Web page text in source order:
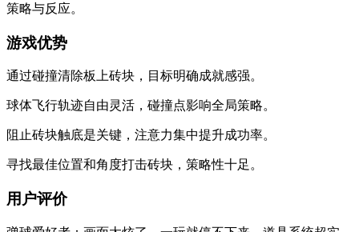
策略与反应。
游戏优势
通过碰撞清除板上砖块，目标明确成就感强。
球体飞行轨迹自由灵活，碰撞点影响全局策略。
阻止砖块触底是关键，注意力集中提升成功率。
寻找最佳位置和角度打击砖块，策略性十足。
用户评价